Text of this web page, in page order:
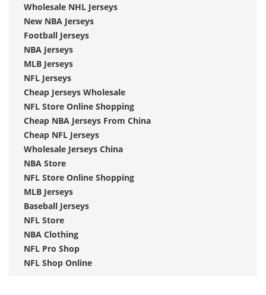
Wholesale NHL Jerseys
New NBA Jerseys
Football Jerseys
NBA Jerseys
MLB Jerseys
NFL Jerseys
Cheap Jerseys Wholesale
NFL Store Online Shopping
Cheap NBA Jerseys From China
Cheap NFL Jerseys
Wholesale Jerseys China
NBA Store
NFL Store Online Shopping
MLB Jerseys
Baseball Jerseys
NFL Store
NBA Clothing
NFL Pro Shop
NFL Shop Online